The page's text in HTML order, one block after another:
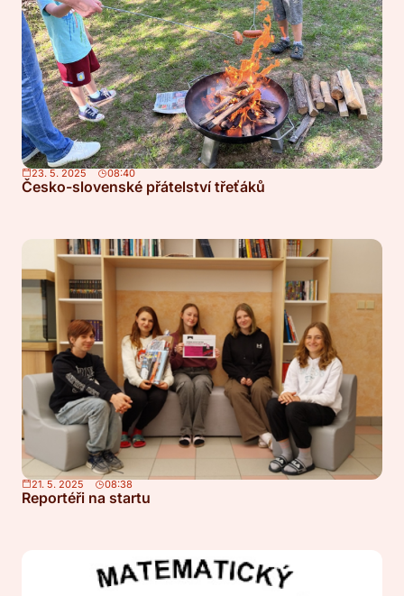
23. 5. 2025 08:40
Česko-slovenské přátelství třeťáků
21. 5. 2025 08:38
Reportéři na startu